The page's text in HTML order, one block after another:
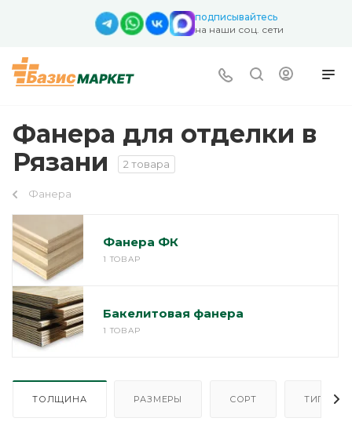
подписывайтесь
на наши соц. сети
Фанера для отделки в
Рязани
2 товара
Фанера
Фанера ФК
1 ТОВАР
Бакелитовая фанера
1 ТОВАР
ТОЛЩИНА РАЗМЕРЫ СОРТ ТИП